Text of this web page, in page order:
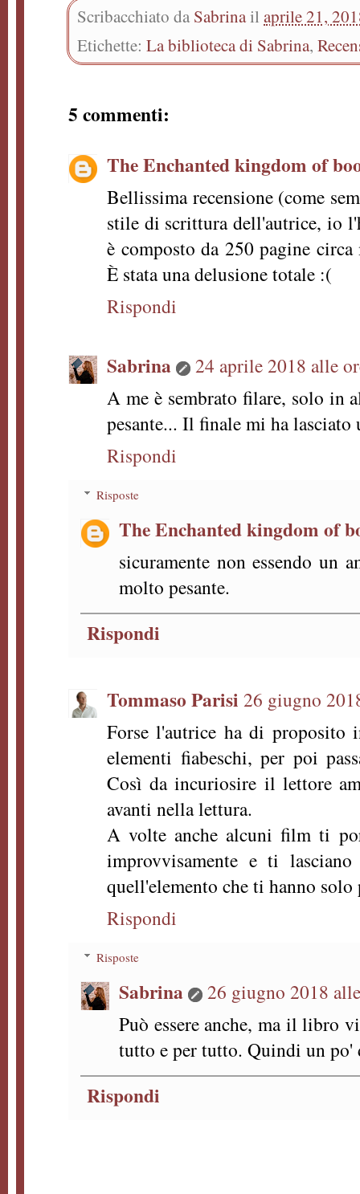
Scribacchiato da Sabrinail aprile 21,
Etichette: La biblioteca di Sabrina,
5 commenti:
The Enchanted kingdom of
Bellissima recensione (come
stile di scrittura dell'autrice, io
è composto da 250 pagine
È stata una delusione totale :(
Rispondi
Sabrina
24 aprile 2018 alle
A me è sembrato filare, solo in
pesante... Il finale mi ha lasciato
Rispondi
Risposte
The Enchanted kingdom of
sicuramente non essendo un
molto pesante.
Rispondi
Tommaso Parisi 26 giugno
Forse l'autrice ha di proposito
elementi fiabeschi, per poi
Così da incuriosire il lettore
avanti nella lettura.
A volte anche alcuni film ti
improvvisamente e ti
quell'elemento che ti hanno
Rispondi
Risposte
Sabrina
26 giugno 2018
Può essere anche, ma il libro
tutto e per tutto. Quindi un po'
Rispondi